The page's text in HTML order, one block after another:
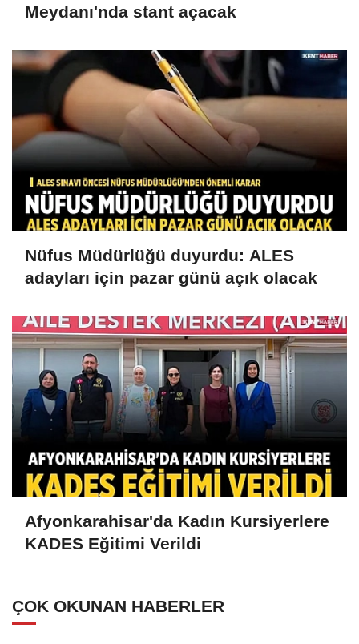
Meydanı'nda stant açacak
Nüfus Müdürlüğü duyurdu: ALES
adayları için pazar günü açık olacak
Afyonkarahisar'da Kadın Kursiyerlere
KADES Eğitimi Verildi
ÇOK OKUNAN HABERLER